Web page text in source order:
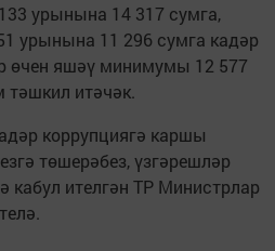
урынына 14 317 сумга,
урынына 11 296 сумга кадәр
өчен яшәү минимумы 12 577
итәчәк.
коррупциягә каршы
төшерәбез, үзгәрешләр
кабул ителгән ТР Министрлар